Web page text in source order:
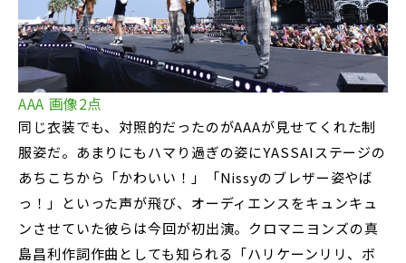
AAA 画像2点
同じ衣装でも、対照的だったのがAAAが見せてくれた制
服姿だ。あまりにもハマり過ぎの姿にYASSAIステージの
あちこちから「かわいい！」「Nissyのブレザー姿やば
っ！」といった声が飛び、オーディエンスをキュンキュ
ンさせていた彼らは今回が初出演。クロマニヨンズの真
島昌利作詞作曲としても知られる「ハリケーンリリ、ボ